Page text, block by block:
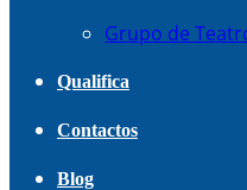
Grupo de
Qualifica
Contactos
Blog